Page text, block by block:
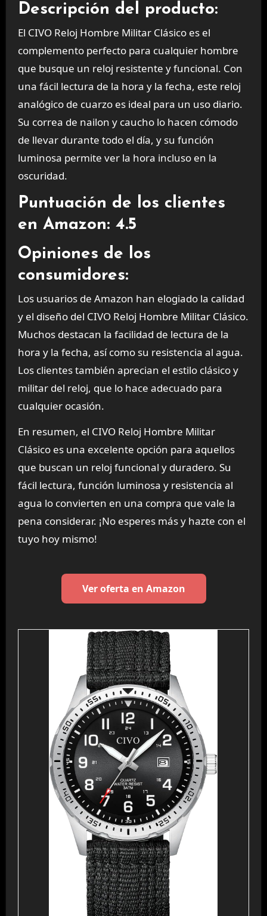
Descripción del producto:
El CIVO Reloj Hombre Militar Clásico es el
complemento perfecto para cualquier hombre
que busque un reloj resistente y funcional. Con
una fácil lectura de la hora y la fecha, este reloj
analógico de cuarzo es ideal para un uso diario.
Su correa de nailon y caucho lo hacen cómodo
de llevar durante todo el día, y su función
luminosa permite ver la hora incluso en la
oscuridad.
Puntuación de los clientes
en Amazon: 4.5
Opiniones de los
consumidores:
Los usuarios de Amazon han elogiado la calidad
y el diseño del CIVO Reloj Hombre Militar Clásico.
Muchos destacan la facilidad de lectura de la
hora y la fecha, así como su resistencia al agua.
Los clientes también aprecian el estilo clásico y
militar del reloj, que lo hace adecuado para
cualquier ocasión.
En resumen, el CIVO Reloj Hombre Militar
Clásico es una excelente opción para aquellos
que buscan un reloj funcional y duradero. Su
fácil lectura, función luminosa y resistencia al
agua lo convierten en una compra que vale la
pena considerar. ¡No esperes más y hazte con el
tuyo hoy mismo!
Ver oferta en Amazon